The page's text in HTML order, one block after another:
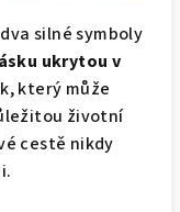
silné symboly
ukrytou v
který může
životní
cestě nikdy